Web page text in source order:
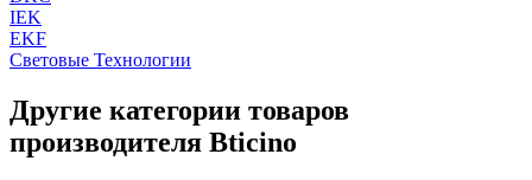
IEK
EKF
Световые Технологии
Другие категории товаров
производителя Bticino